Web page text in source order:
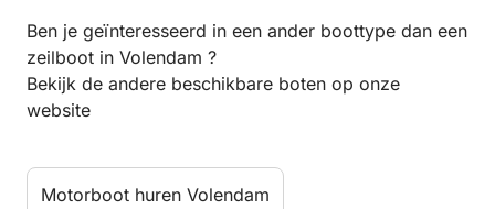
Ben je geïnteresseerd in een ander boottype dan een
zeilboot in Volendam ?
Bekijk de andere beschikbare boten op onze
website
Motorboot huren Volendam